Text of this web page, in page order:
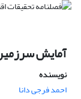
آمایش
نویسنده
احمد فرجی دانا